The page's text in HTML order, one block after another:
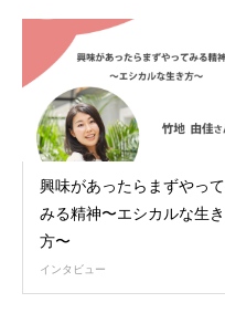
興味があったらまずやって
みる精神〜エシカルな生き
方〜
インタビュー